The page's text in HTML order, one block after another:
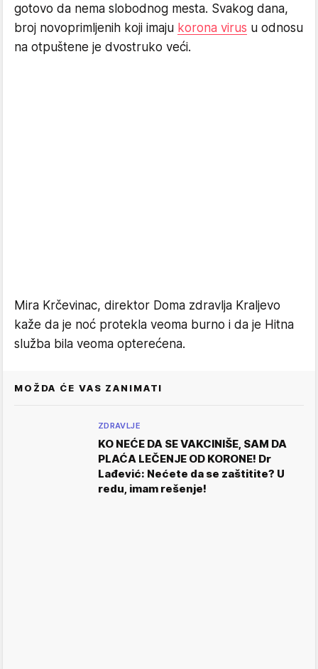
gotovo da nema slobodnog mesta. Svakog dana,
broj novoprimljenih koji imaju korona virus u odnosu
na otpuštene je dvostruko veći.
Mira Krčevinac, direktor Doma zdravlja Kraljevo
kaže da je noć protekla veoma burno i da je Hitna
služba bila veoma opterećena.
MOŽDA ĆE VAS ZANIMATI
ZDRAVLJE
KO NEĆE DA SE VAKCINIŠE, SAM DA
PLAĆA LEČENJE OD KORONE! Dr
Lađević: Nećete da se zaštitite? U
redu, imam rešenje!